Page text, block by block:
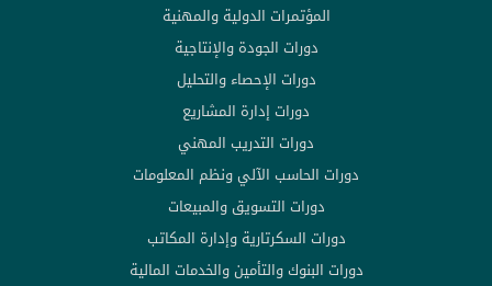
المؤتمرات الدولية والمهنية
دورات الجودة والإنتاجية
دورات الإحصاء والتحليل
دورات إدارة المشاريع
دورات التدريب المهني
دورات الحاسب الآلي ونظم المعلومات
دورات التسويق والمبيعات
دورات السكرتارية وإدارة المكاتب
دورات البنوك والتأمين والخدمات المالية